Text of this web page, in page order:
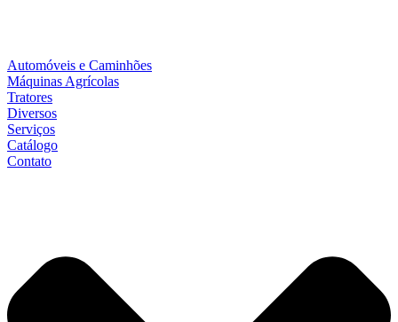
Automóveis e Caminhões
Máquinas Agrícolas
Tratores
Diversos
Serviços
Catálogo
Contato